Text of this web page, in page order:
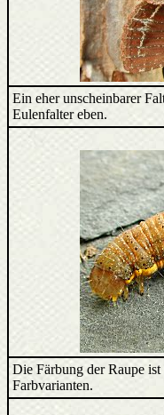
Ein eher unscheinbarer
Eulenfalter eben.
Die Färbung der Raupe
Farbvarianten.